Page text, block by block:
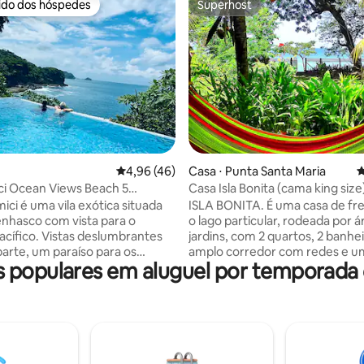
de 5, 39 avaliações
preferidos dos hóspedes
dos hóspedes
4,96 de uma avaliação média de 5, 46
4,96 (46)
Ocean Views Beach 5
pé é uma vila exótica situada
com vista para o
Vistas deslumbrantes
um paraíso para os
natureza, dando a você a
Shangri La. A casa é
cruzeiros ao pôr do
Superhost
Superhost
Casa ⋅ Punta Santa Maria
Casa Isla Bonita (cama king
ISLA BONITA. É uma casa de
o lago particular, rodeada por
jardins, com 2 quartos, 2
amplo corredor com redes e
jantar. Durante a sua estadia
você pode desfrutar do
temos uma área de lavanderia
populares em aluguel por temporada